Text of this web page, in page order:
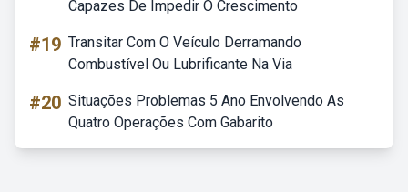
Capazes De Impedir O Crescimento
#19 Transitar Com O Veículo Derramando
Combustível Ou Lubrificante Na Via
#20 Situações Problemas 5 Ano Envolvendo As
Quatro Operações Com Gabarito